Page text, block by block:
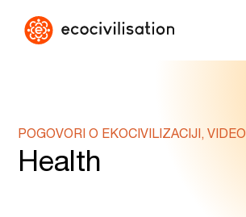
POGOVORI O EKOCIVILIZACIJI, VIDEO
Health